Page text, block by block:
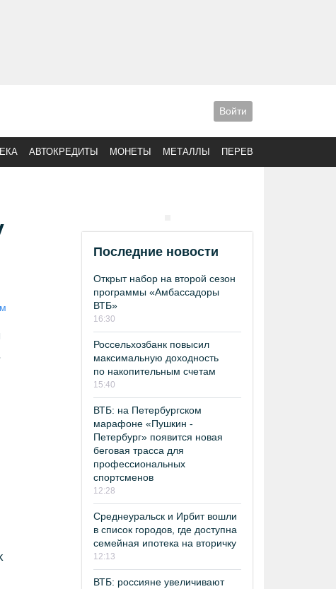
Войти
АВТОКРЕДИТЫ МОНЕТЫ МЕТАЛЛЫ ПЕРЕВОДЫ
Последние новости
Открыт набор на второй сезон
программы «Амбассадоры
ВТБ»
16:30
Россельхозбанк повысил
максимальную доходность
по накопительным счетам
15:40
ВТБ: на Петербургском
марафоне «Пушкин -
Петербург» появится новая
беговая трасса для
профессиональных
спортсменов
12:28
Среднеуральск и Ирбит вошли
в список городов, где доступна
семейная ипотека на вторичку
12:13
ВТБ: россияне увеличивают